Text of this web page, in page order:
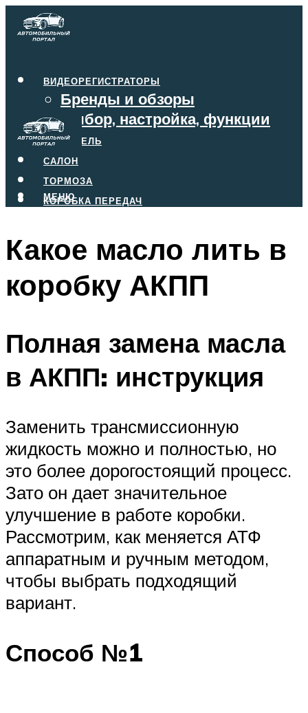
ВИДЕОРЕГИСТРАТОРЫ
Бренды и обзоры
Выбор, настройка, функции
ДВИГАТЕЛЬ
САЛОН
ТОРМОЗА
КОРОБКА ПЕРЕДАЧ
МЕНЮ
МЕНЮ
Какое масло лить в
коробку АКПП
Полная замена масла
в АКПП: инструкция
Заменить трансмиссионную
жидкость можно и полностью, но
это более дорогостоящий процесс.
Зато он дает значительное
улучшение в работе коробки.
Рассмотрим, как меняется АТФ
аппаратным и ручным методом,
чтобы выбрать подходящий
вариант.
Способ №1